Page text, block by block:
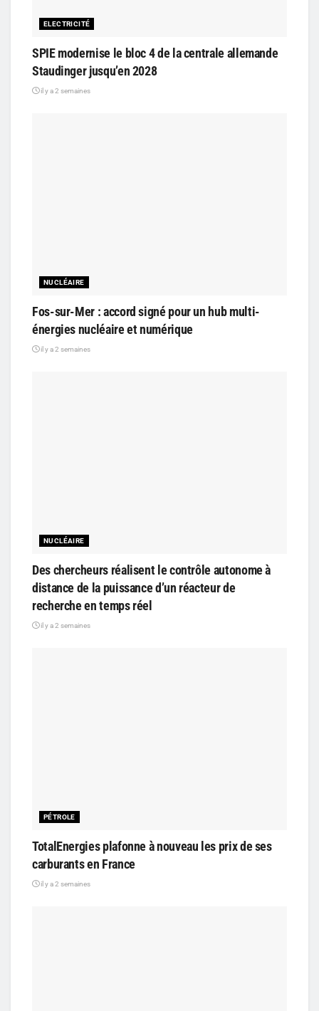
ELECTRICITÉ
SPIE modernise le bloc 4 de la centrale allemande
Staudinger jusqu’en 2028
il y a 2 semaines
NUCLÉAIRE
Fos-sur-Mer : accord signé pour un hub multi-
énergies nucléaire et numérique
il y a 2 semaines
NUCLÉAIRE
Des chercheurs réalisent le contrôle autonome à
distance de la puissance d’un réacteur de
recherche en temps réel
il y a 2 semaines
PÉTROLE
TotalEnergies plafonne à nouveau les prix de ses
carburants en France
il y a 2 semaines